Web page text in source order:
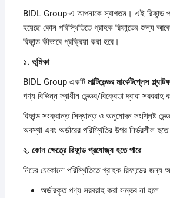
BIDL Group-এ আপনাকে স্বাগতম। এই রিফান্ড
হয়েছে কোন পরিস্থিতিতে গ্রাহক রিফান্ডের জন্য
রিফান্ড কীভাবে প্রক্রিয়া করা হবে।
১. ভূমিকা
BIDL Group একটি মাল্টিভেন্ডরমার্কেটপ্লেস
পণ্য বিভিন্ন স্বাধীন ভেন্ডর/বিক্রেতা দ্বারা সরবরাহ
রিফান্ড সংক্রান্ত সিদ্ধান্ত ও অনুমোদন সংশ্লিষ্ট
অবস্থা এবং অর্ডারের পরিস্থিতির উপর নির্ভরশীল হতে
২. কোনক্ষেত্রেরিফান্ডপ্রযোজ্যহতেপারে
নিচের যেকোনো পরিস্থিতিতে গ্রাহক রিফান্ডের
অর্ডারকৃত পণ্য সরবরাহ করা সম্ভব না হলে